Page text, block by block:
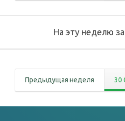
На эту неделю
Предыдущая неделя 30